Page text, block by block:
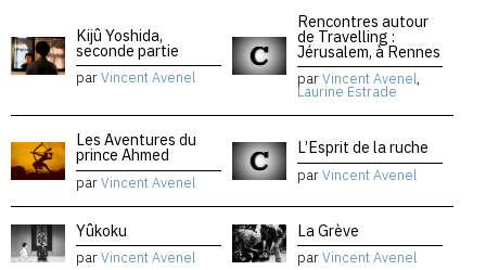
Kijû Yoshida,
seconde partie
parVincent Avenel
Rencontres autour
de Travelling :
Jérusalem, à Rennes
parVincent Avenel,
Laurine Estrade
Les Aventures du
prince Ahmed
parVincent Avenel
L’Esprit de la ruche
parVincent Avenel
Yûkoku
parVincent Avenel
La Grève
parVincent Avenel